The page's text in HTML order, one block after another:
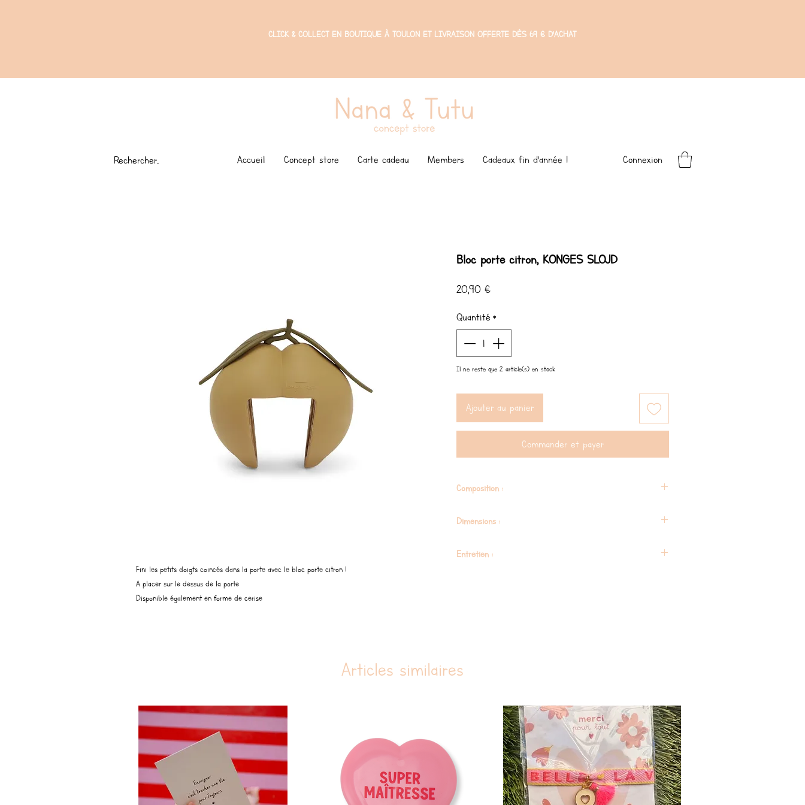
CLICK & COLLECT EN BOUTIQUE À TOULON ET LIVRAISON OFFERTE DÈS 69 € D'ACHAT
Accueil Concept store Carte cadeau Members Cadeaux fin d'année ! Connexion
Fini les petits doigts coincés dans la porte avec le bloc porte citron !
A placer sur le dessus de la porte
Disponible également en forme de cerise
Bloc porte citron, KONGES SLOJD
20,90 €Prix
Quantité *
Il ne reste que 2 article(s) en stock
Ajouter au panier
Commander et payer
Composition :
Certifié CE selon la norme européenne EN-71-1
Dimensions :
Entretien :
Articles similaires